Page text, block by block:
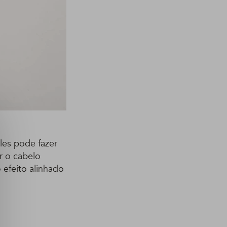
pode fazer
o cabelo
efeito alinhado